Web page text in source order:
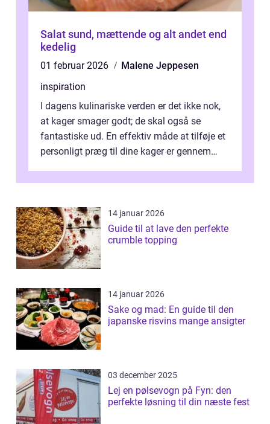
Salat sund, mættende og alt andet end
kedelig
01 februar 2026
Malene Jeppesen
inspiration
I dagens kulinariske verden er det ikke nok,
at kager smager godt; de skal også se
fantastiske ud. En effektiv måde at tilføje et
personligt præg til dine kager er gennem
14 januar 2026
Guide til at lave den perfekte
crumble topping
14 januar 2026
Sake og mad: En guide til den
japanske risvins mange ansigter
03 december 2025
Lej en pølsevogn på Fyn: den
perfekte løsning til din næste fest